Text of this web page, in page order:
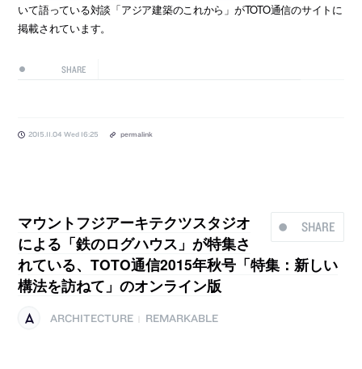
いて語っている対談「アジア建築のこれから」がTOTO通信のサイトに
掲載されています。
SHARE
2015.11.04 Wed 16:25 permalink
SHARE
マウントフジアーキテクツスタジオ
による「鉄のログハウス」が特集さ
れている、TOTO通信2015年秋号「特集：新しい
構法を訪ねて」のオンライン版
ARCHITECTURE REMARKABLE